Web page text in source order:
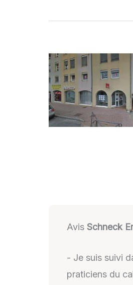
Avis Schneck
- Je suis suivi
praticiens du